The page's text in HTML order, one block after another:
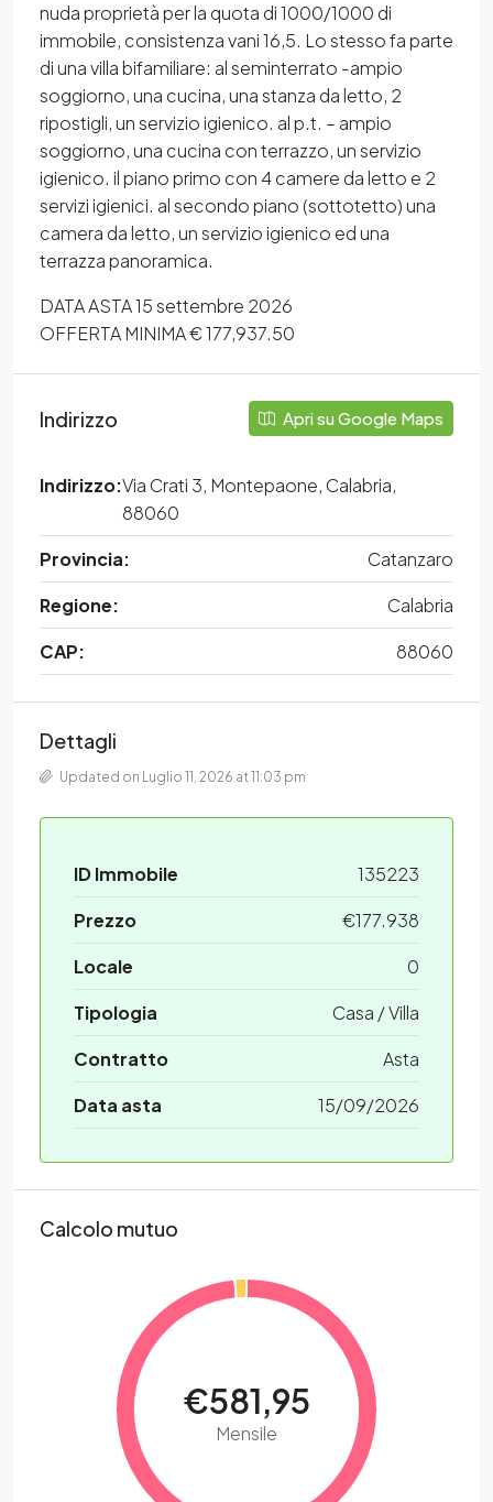
nuda proprietà per la quota di 1000/1000 di
immobile, consistenza vani 16,5. Lo stesso fa parte
di una villa bifamiliare: al seminterrato -ampio
soggiorno, una cucina, una stanza da letto, 2
ripostigli, un servizio igienico. al p.t. – ampio
soggiorno, una cucina con terrazzo, un servizio
igienico. il piano primo con 4 camere da letto e 2
servizi igienici. al secondo piano (sottotetto) una
camera da letto, un servizio igienico ed una
terrazza panoramica.
DATA ASTA 15 settembre 2026
OFFERTA MINIMA € 177,937.50
Indirizzo Apri su Google Maps
Indirizzo:Via Crati 3, Montepaone, Calabria,
88060
Provincia:
Catanzaro
Regione:
Calabria
CAP:
88060
Dettagli
Updated on Luglio 11, 2026 at 11:03 pm
ID Immobile
135223
Prezzo
€177.938
Locale
0
Tipologia
Casa / Villa
Contratto
Asta
Data asta
15/09/2026
Calcolo mutuo
€581,95
Mensile